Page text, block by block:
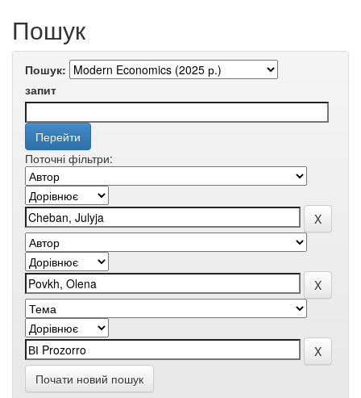
Пошук
Пошук:
запит
Поточні фільтри:
Почати новий пошук